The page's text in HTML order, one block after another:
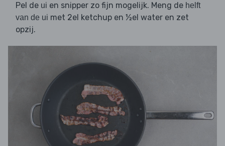
Pel de ui en snipper zo fijn mogelijk. Meng de helft
van de ui met 2el ketchup en ½el water en zet
opzij.